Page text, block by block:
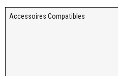
Accessoires Compatibles